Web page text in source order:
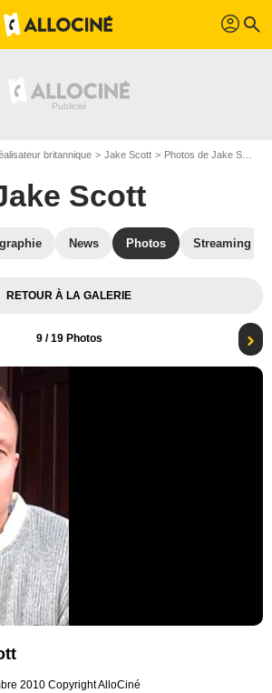
profil search
britannique Jake Scott Photos de Jake Scott
Scott
News Photos Streaming
RETOUR À LA GALERIE
9/ 19 Photos
2010 Copyright AlloCiné